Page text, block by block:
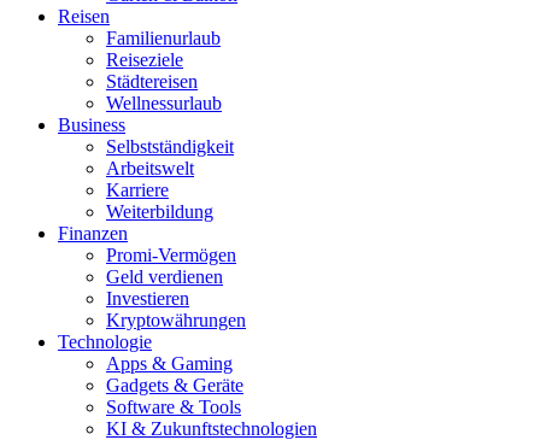
Reisen
Familienurlaub
Reiseziele
Städtereisen
Wellnessurlaub
Business
Selbstständigkeit
Arbeitswelt
Karriere
Weiterbildung
Finanzen
Promi-Vermögen
Geld verdienen
Investieren
Kryptowährungen
Technologie
Apps & Gaming
Gadgets & Geräte
Software & Tools
KI & Zukunftstechnologien